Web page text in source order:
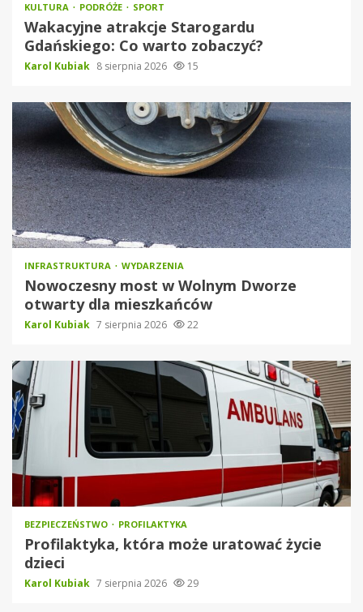
KULTURA PODRÓŻE SPORT
Wakacyjne atrakcje Starogardu
Gdańskiego: Co warto zobaczyć?
Karol Kubiak 8 sierpnia 2026 15
INFRASTRUKTURA WYDARZENIA
Nowoczesny most w Wolnym Dworze
otwarty dla mieszkańców
Karol Kubiak 7 sierpnia 2026 22
BEZPIECZEŃSTWO PROFILAKTYKA
Profilaktyka, która może uratować życie
dzieci
Karol Kubiak 7 sierpnia 2026 29